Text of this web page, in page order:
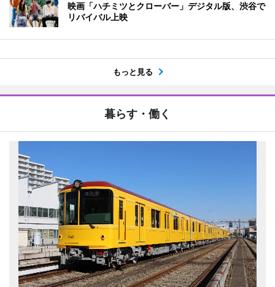
映画「ハチミツとクローバー」デジタル版、渋谷で
リバイバル上映
もっと見る
暮らす・働く